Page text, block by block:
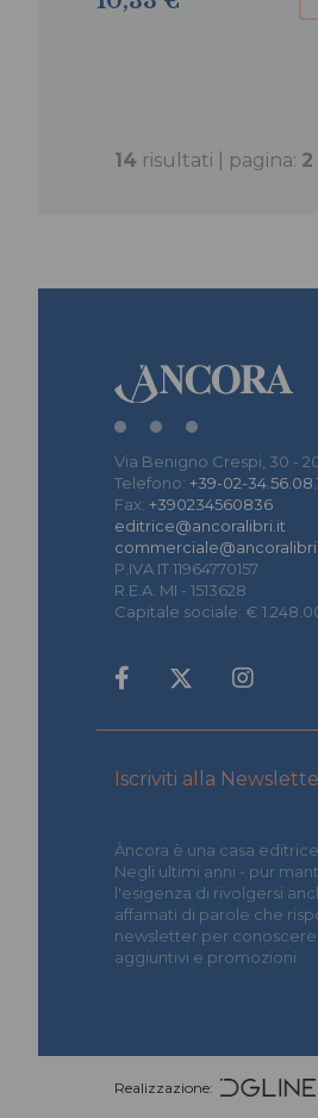
14 risultati | pagina: 2
Via Benigno Crespi, 30 -
Telefono: +39-02-
Fax: +390234560836
editrice@ancoralibri.it
P.IVA IT 11964770157
R.E.A. MI - 1513628
Capitale sociale: €
Iscriviti alla
Àncora è una casa
Negli ultimi anni - pur
l'esigenza di rivolgersi
affamati di parole che
newsletter per
aggiuntivi e promozioni.
Realizzazione: